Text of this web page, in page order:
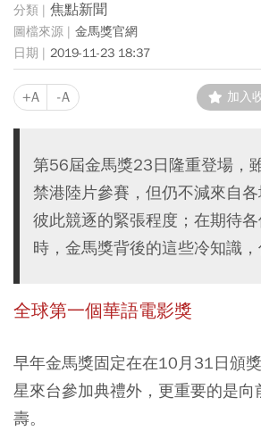
焦點新聞
金馬獎官網
2019-11-23 18:37
+A -A 加入
第56屆金馬獎23日隆重登場，
禁港陸片參賽，但仍不減來自各
彼此競逐的緊張程度；在期待
時，金馬獎背後的這些冷知識，
全球第一個華語電影獎
早年金馬獎固定在在10月31日頒
星來台參加典禮外，更重要的是向
壽。